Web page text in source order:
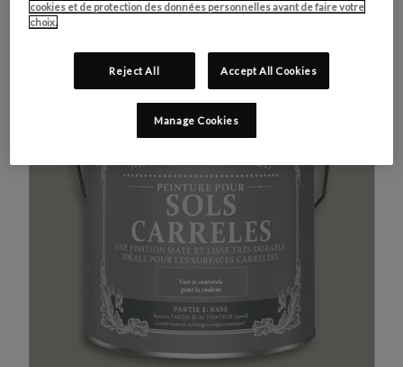
MEUBLES DE CUISINE
VERT KAKI
cookies et de protection des données personnelles avant de faire votre
choix.
Reject All Accept All Cookies
Manage Cookies